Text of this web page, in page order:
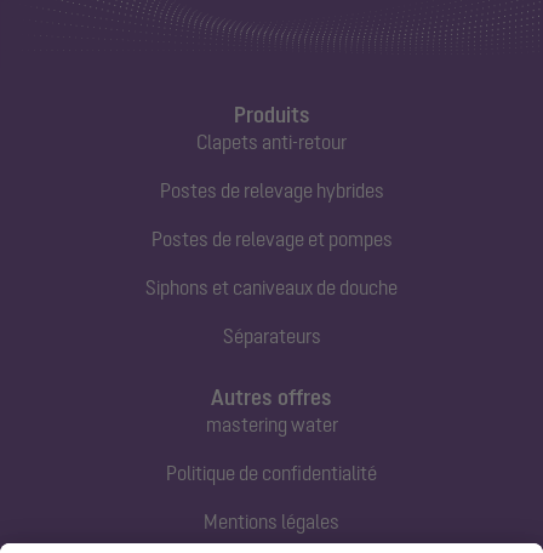
Produits
Clapets anti-retour
Postes de relevage hybrides
Postes de relevage et pompes
Siphons et caniveaux de douche
Séparateurs
Autres offres
mastering water
Politique de confidentialité
Mentions légales